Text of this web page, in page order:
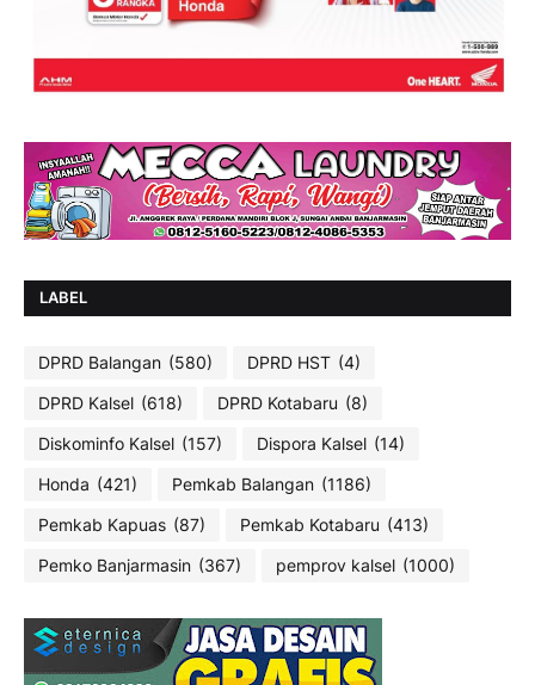
LABEL
DPRD Balangan (580) DPRD HST (4)
DPRD Kalsel (618) DPRD Kotabaru (8)
Diskominfo Kalsel (157) Dispora Kalsel (14)
Honda (421) Pemkab Balangan (1186)
Pemkab Kapuas (87) Pemkab Kotabaru (413)
Pemko Banjarmasin (367) pemprov kalsel (1000)